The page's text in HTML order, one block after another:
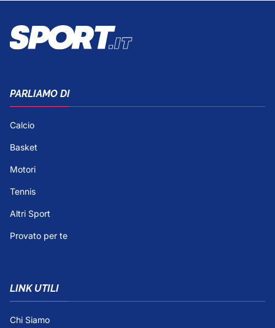
PARLIAMO DI
Calcio
Basket
Motori
Tennis
Altri Sport
Provato per te
LINK UTILI
Chi Siamo